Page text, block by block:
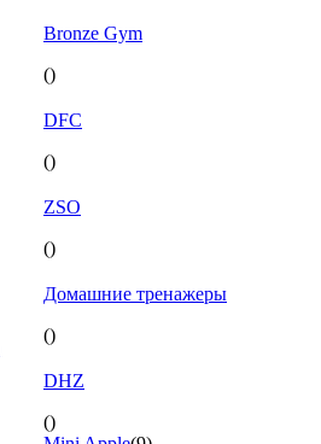
Bronze Gym
()
DFC
()
ZSO
()
Домашние тренажеры
()
DHZ
()